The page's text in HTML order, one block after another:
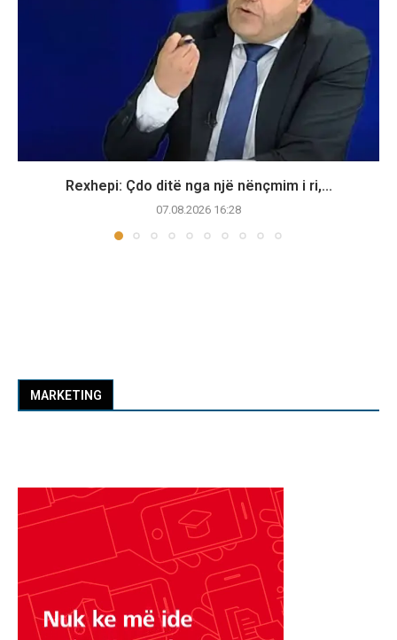
Rexhepi: Çdo ditë nga një nënçmim i ri,...
07.08.2026 16:28
MARKETING